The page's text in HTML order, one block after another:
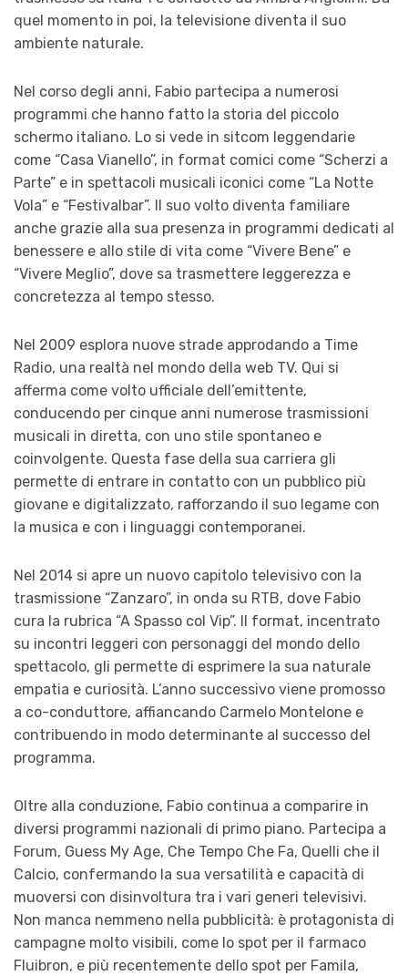
quel momento in poi, la televisione diventa il suo
ambiente naturale.
Nel corso degli anni, Fabio partecipa a numerosi
programmi che hanno fatto la storia del piccolo
schermo italiano. Lo si vede in sitcom leggendarie
come “Casa Vianello”, in format comici come “Scherzi a
Parte” e in spettacoli musicali iconici come “La Notte
Vola” e “Festivalbar”. Il suo volto diventa familiare
anche grazie alla sua presenza in programmi dedicati al
benessere e allo stile di vita come “Vivere Bene” e
“Vivere Meglio”, dove sa trasmettere leggerezza e
concretezza al tempo stesso.
Nel 2009 esplora nuove strade approdando a Time
Radio, una realtà nel mondo della web TV. Qui si
afferma come volto ufficiale dell’emittente,
conducendo per cinque anni numerose trasmissioni
musicali in diretta, con uno stile spontaneo e
coinvolgente. Questa fase della sua carriera gli
permette di entrare in contatto con un pubblico più
giovane e digitalizzato, rafforzando il suo legame con
la musica e con i linguaggi contemporanei.
Nel 2014 si apre un nuovo capitolo televisivo con la
trasmissione “Zanzaro”, in onda su RTB, dove Fabio
cura la rubrica “A Spasso col Vip”. Il format, incentrato
su incontri leggeri con personaggi del mondo dello
spettacolo, gli permette di esprimere la sua naturale
empatia e curiosità. L’anno successivo viene promosso
a co-conduttore, affiancando Carmelo Montelone e
contribuendo in modo determinante al successo del
programma.
Oltre alla conduzione, Fabio continua a comparire in
diversi programmi nazionali di primo piano. Partecipa a
Forum, Guess My Age, Che Tempo Che Fa, Quelli che il
Calcio, confermando la sua versatilità e capacità di
muoversi con disinvoltura tra i vari generi televisivi.
Non manca nemmeno nella pubblicità: è protagonista di
campagne molto visibili, come lo spot per il farmaco
Fluibron, e più recentemente dello spot per Famila,